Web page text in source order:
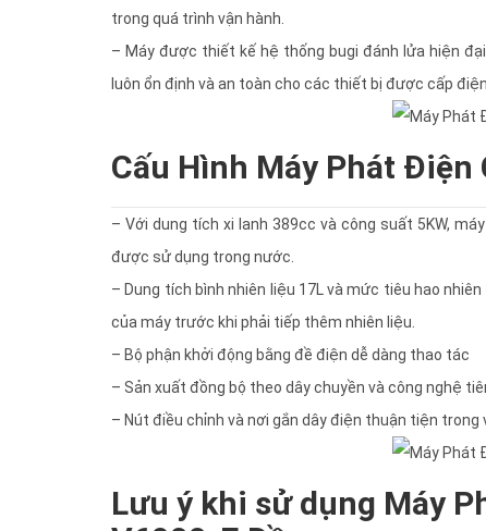
trong quá trình vận hành.
– Máy được thiết kế hệ thống bugi đánh lửa hiện
luôn ổn định và an toàn cho các thiết bị được cấp điện.
Cấu Hình Máy Phát Điện
– Với dung tích xi lanh 389cc và công suất 5KW,
được sử dụng trong nước.
– Dung tích bình nhiên liệu 17L và mức tiêu hao
của máy trước khi phải tiếp thêm nhiên liệu.
– Bộ phận khởi động bằng đề điện dễ dàng thao tác
– Sản xuất đồng bộ theo dây chuyền và công nghệ
– Nút điều chỉnh và nơi gắn dây điện thuận tiện trong
Lưu ý khi sử dụng Máy